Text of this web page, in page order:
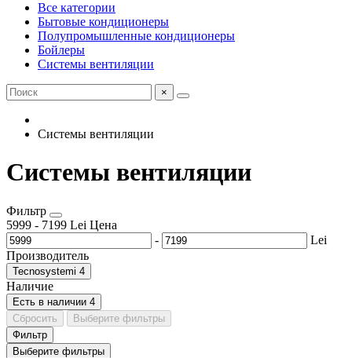
Все категории
Бытовые кондиционеры
Полупромышленные кондиционеры
Бойлеры
Системы вентиляции
×
Системы вентиляции
Системы вентиляции
Фильтр
5999 - 7199 Lei Цена
-
Lei
Производитель
Tecnosystemi 4
Наличие
Есть в наличии 4
Сбросить
Выберите фильтры
Фильтр
Выберите фильтры